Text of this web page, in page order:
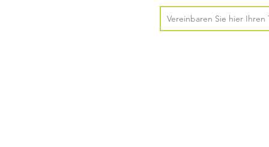
Vereinbaren Sie hier Ihren